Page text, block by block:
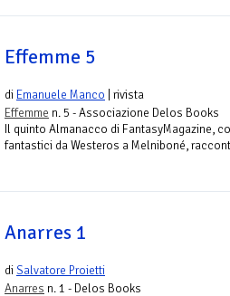
Effemme 5
di Emanuele Manco | rivista
Effemme n. 5 - Associazione Delos Books
Il quinto Almanacco di FantasyMagazine,
fantastici da Westeros a Melniboné,
Anarres 1
diSalvatore Proietti
Anarres n. 1 - Delos Books